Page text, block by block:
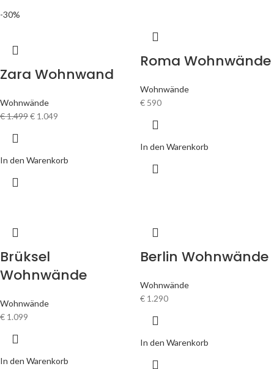
-30%
Zara Wohnwand
Wohnwände
€1.499€ 1.049
In den Warenkorb
Roma Wohnwände
Wohnwände
€ 590
In den Warenkorb
Brüksel
Wohnwände
Wohnwände
€ 1.099
In den Warenkorb
Berlin Wohnwände
Wohnwände
€ 1.290
In den Warenkorb